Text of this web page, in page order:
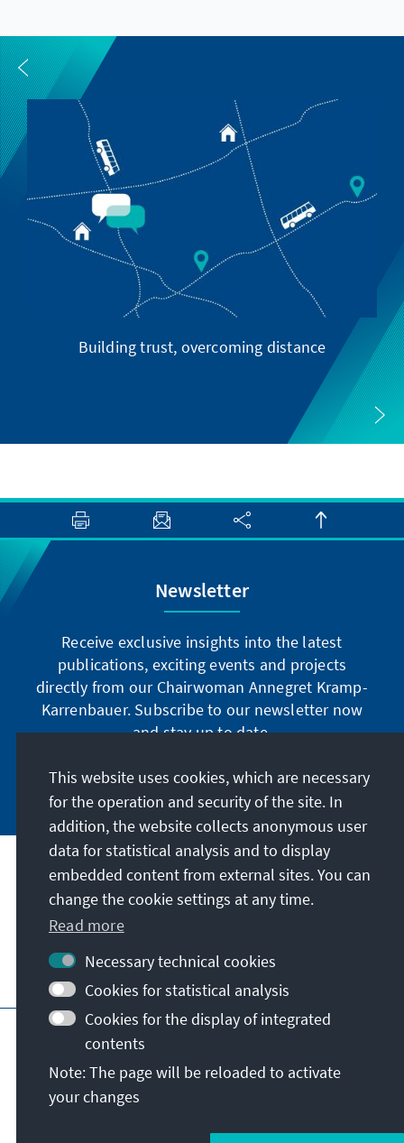
Building trust, overcoming distance
Newsletter
Receive exclusive insights into the latest
publications, exciting events and projects
directly from our Chairwoman Annegret Kramp-
Karrenbauer. Subscribe to our newsletter now
and stay up to date.
Subscribe now
Our mission
Contact
Further offers of the foundation
Imprint Data protection
Terms of use
Declaration on accessibility
Report an accessibility issue
Sitemap
© Konrad-Adenauer-Stiftung e.V. 2026
This website uses cookies, which are necessary
for the operation and security of the site. In
addition, the website collects anonymous user
data for statistical analysis and to display
embedded content from external sites. You can
change the cookie settings at any time.
Read more
Necessary technical cookies
Cookies for statistical analysis
Cookies for the display of integrated
contents
Note: The page will be reloaded to activate
your changes